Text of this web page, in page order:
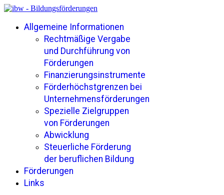
Allgemeine Informationen
Rechtmäßige Vergabe
und Durchführung von
Förderungen
Finanzierungsinstrumente
Förderhöchstgrenzen bei
Unternehmensförderungen
Spezielle Zielgruppen
von Förderungen
Abwicklung
Steuerliche Förderung
der beruflichen Bildung
Förderungen
Links